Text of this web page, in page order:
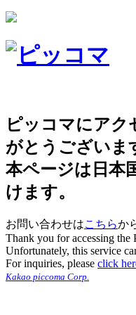
ピッコマにアク
がとうございま
本ページは日本
けます。
お問い合わせはこちらか
Thank you for accessing the
Unfortunately, this service
For inquiries, please click
Kakao piccoma Corp.